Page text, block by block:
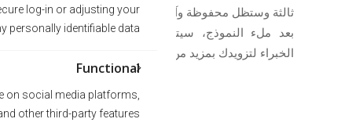
log-in or adjusting your
personally identifiable data.
Functional
on social media platforms,
other third-party features.
ثالثة وستظل محفوظة وآمنة وسرية.
بعد ملء النموذج، سيتواصل معك مستشارونا
الخبراء لتزويدك بمزيد من المعلومات.